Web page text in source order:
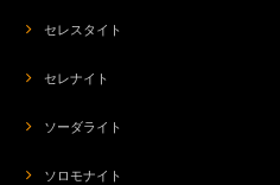
セレスタイト
セレナイト
ソーダライト
ソロモナイト